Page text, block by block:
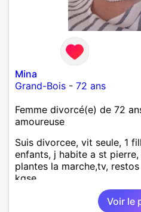
Mina
Grand-Bois - 72 ans
Femme divorcé(e) de 72
amoureuse
Suis divorcee, vit seule, 1
enfants, j habite a st
plantes la marche,tv,
kgse
Voir le